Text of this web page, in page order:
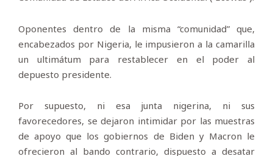
Oponentes dentro de la misma “comunidad” que,
encabezados por Nigeria, le impusieron a la camarilla
un ultimátum para restablecer en el poder al
depuesto presidente.
Por supuesto, ni esa junta nigerina, ni sus
favorecedores, se dejaron intimidar por las muestras
de apoyo que los gobiernos de Biden y Macron le
ofrecieron al bando contrario, dispuesto a desatar